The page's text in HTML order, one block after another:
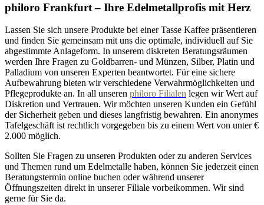
philoro Frankfurt – Ihre Edelmetallprofis mit Herz
Lassen Sie sich unsere Produkte bei einer Tasse Kaffee präsentieren
und finden Sie gemeinsam mit uns die optimale, individuell auf Sie
abgestimmte Anlageform. In unserem diskreten Beratungsräumen
werden Ihre Fragen zu Goldbarren- und Münzen, Silber, Platin und
Palladium von unseren Experten beantwortet. Für eine sichere
Aufbewahrung bieten wir verschiedene Verwahrmöglichkeiten und
Pflegeprodukte an. In all unseren philoro Filialen legen wir Wert auf
Diskretion und Vertrauen. Wir möchten unseren Kunden ein Gefühl
der Sicherheit geben und dieses langfristig bewahren. Ein anonymes
Tafelgeschäft ist rechtlich vorgegeben bis zu einem Wert von unter €
2.000 möglich.
Sollten Sie Fragen zu unseren Produkten oder zu anderen Services
und Themen rund um Edelmetalle haben, können Sie jederzeit einen
Beratungstermin online buchen oder während unserer
Öffnungszeiten direkt in unserer Filiale vorbeikommen. Wir sind
gerne für Sie da.